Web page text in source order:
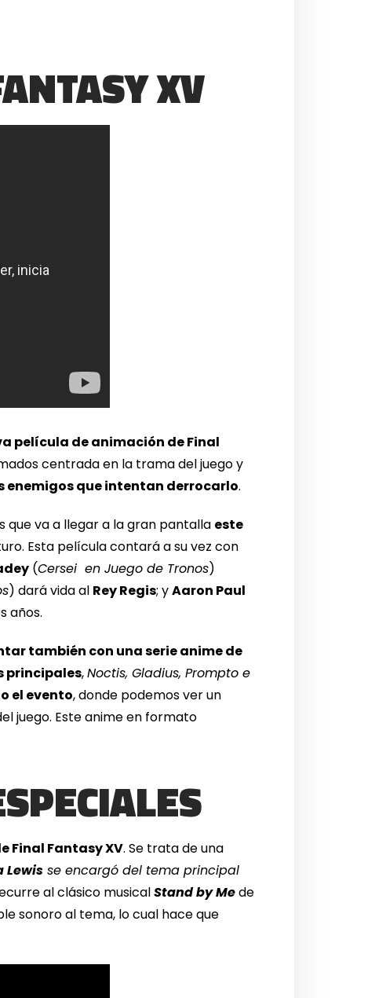
XV
película de animación de Final
centrada en la trama del juego y
enemigos que intentan derrocarlo.
que va a llegar a la gran pantalla este
Esta película contará a su vez con
(Cersei en Juego de Tronos)
) dará vida al Rey Regis; yAaron Paul
años.
también con una serie anime de
principales,Noctis, Gladius, Prompto e
el evento, donde podemos ver un
juego. Este anime en formato
Final Fantasy XV. Se trata de una
Lewis se encargó del tema principal
al clásico musicalStand by Mede
sonoro al tema, lo cual hace que